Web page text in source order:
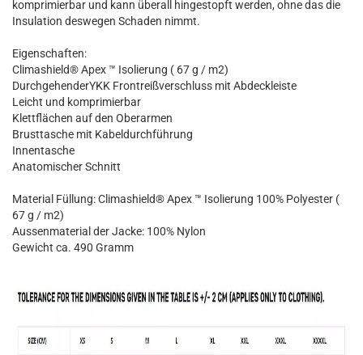
komprimierbar und kann überall hingestopft werden, ohne das die
Insulation deswegen Schaden nimmt.
Eigenschaften:
Climashield® Apex ™ Isolierung ( 67 g / m2)
DurchgehenderYKK Frontreißverschluss mit Abdeckleiste
Leicht und komprimierbar
Klettflächen auf den Oberarmen
Brusttasche mit Kabeldurchführung
Innentasche
Anatomischer Schnitt
Material Füllung: Climashield® Apex ™ Isolierung 100% Polyester (
67 g / m2)
Aussenmaterial der Jacke: 100% Nylon
Gewicht ca. 490 Gramm